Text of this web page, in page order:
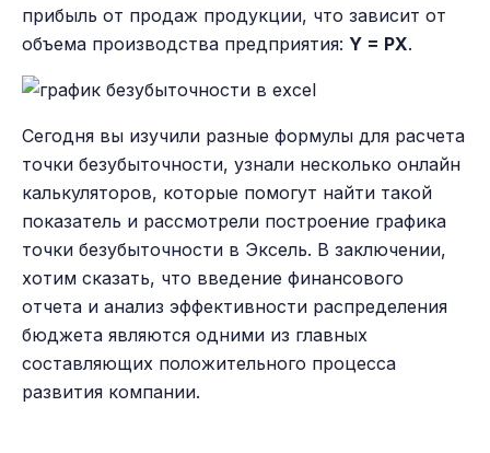
прибыль от продаж продукции, что зависит от
объема производства предприятия: Y = PX.
Сегодня вы изучили разные формулы для расчета
точки безубыточности, узнали несколько онлайн
калькуляторов, которые помогут найти такой
показатель и рассмотрели построение графика
точки безубыточности в Эксель. В заключении,
хотим сказать, что введение финансового
отчета и анализ эффективности распределения
бюджета являются одними из главных
составляющих положительного процесса
развития компании.